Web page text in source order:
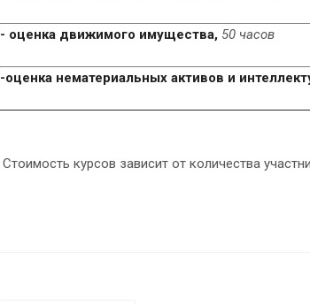
- оценка движимого имущества, 50 часов
-оценка нематериальных активов и
Стоимость курсов зависит от количества